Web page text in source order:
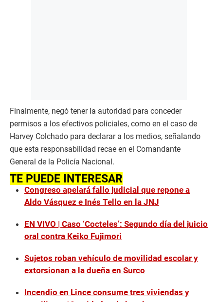
Finalmente, negó tener la autoridad para conceder
permisos a los efectivos policiales, como en el caso de
Harvey Colchado para declarar a los medios, señalando
que esta responsabilidad recae en el Comandante
General de la Policía Nacional.
TE PUEDE INTERESAR
Congreso apelará fallo judicial que repone a
Aldo Vásquez e Inés Tello en la JNJ
EN VIVO | Caso ‘Cocteles’: Segundo día del juicio
oral contra Keiko Fujimori
Sujetos roban vehículo de movilidad escolar y
extorsionan a la dueña en Surco
Incendio en Lince consume tres viviendas y